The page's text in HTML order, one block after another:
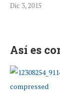
Dic 3, 2015
Así es